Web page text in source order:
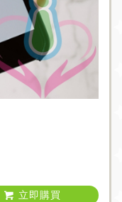
立即購買